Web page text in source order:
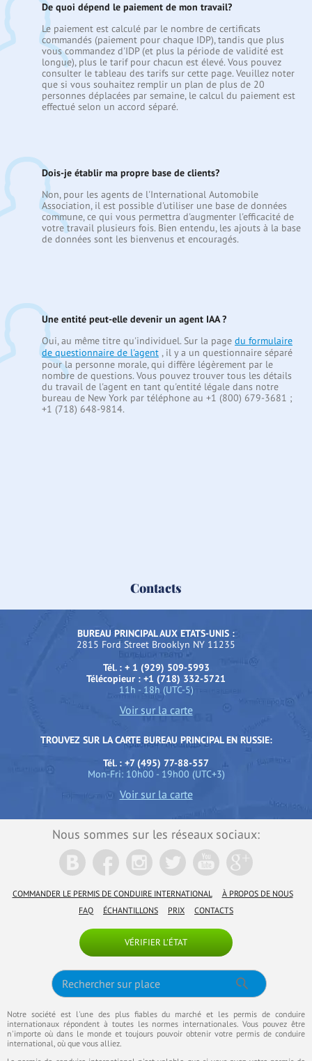
De quoi dépend le paiement de mon travail?
Le paiement est calculé par le nombre de certificats
commandés (paiement pour chaque IDP), tandis que plus
vous commandez d'IDP (et plus la période de validité est
longue), plus le tarif pour chacun est élevé. Vous pouvez
consulter le tableau des tarifs sur cette page. Veuillez noter
que si vous souhaitez remplir un plan de plus de 20
personnes déplacées par semaine, le calcul du paiement est
effectué selon un accord séparé.
Dois-je établir ma propre base de clients?
Non, pour les agents de l'International Automobile
Association, il est possible d'utiliser une base de données
commune, ce qui vous permettra d'augmenter l'efficacité de
votre travail plusieurs fois. Bien entendu, les ajouts à la base
de données sont les bienvenus et encouragés.
Une entité peut-elle devenir un agent IAA ?
Oui, au même titre qu'individuel. Sur la page du formulaire
de questionnaire de l'agent , il y a un questionnaire séparé
pour la personne morale, qui diffère légèrement par le
nombre de questions. Vous pouvez trouver tous les détails
du travail de l'agent en tant qu'entité légale dans notre
bureau de New York par téléphone au +1 (800) 679-3681 ;
+1 (718) 648-9814.
Contacts
Voir sur la carte
BUREAU PRINCIPAL AUX ETATS-UNIS :
2815 Ford Street Brooklyn NY 11235
Tél. : + 1 (929) 509-5993
Télécopieur : +1 (718) 332-5721
11h - 18h (UTC-5)
Voir sur la carte
TROUVEZ SUR LA CARTE BUREAU PRINCIPAL EN RUSSIE:
Tél. : +7 (495) 77-88-557
Mon-Fri: 10h00 - 19h00 (UTC+3)
Nous sommes sur les réseaux sociaux:
COMMANDER LE PERMIS DE CONDUIRE INTERNATIONAL
À PROPOS DE NOUS
FAQ
ÉCHANTILLONS PRIX CONTACTS
VÉRIFIER L'ÉTAT
Notre société est l'une des plus fiables du marché et les permis de conduire
internationaux répondent à toutes les normes internationales. Vous pouvez être
n'importe où dans le monde et toujours pouvoir obtenir votre permis de conduire
international, où que vous alliez.